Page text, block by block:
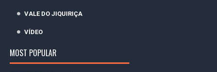
VALE DO JIQUIRIÇA
VÍDEO
MOST POPULAR